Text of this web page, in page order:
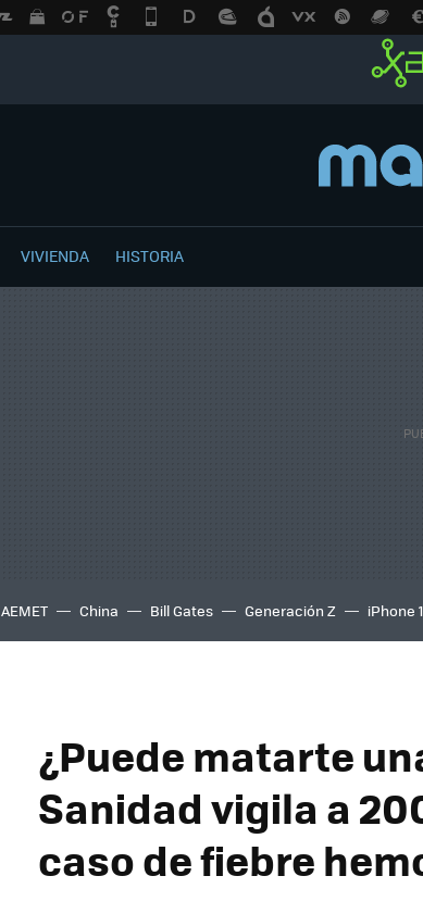
VIVIENDA HISTORIA
AEMET China Bill Gates Generación Z iPhone
¿Puede matarte
Sanidad vigila a
caso de fiebre